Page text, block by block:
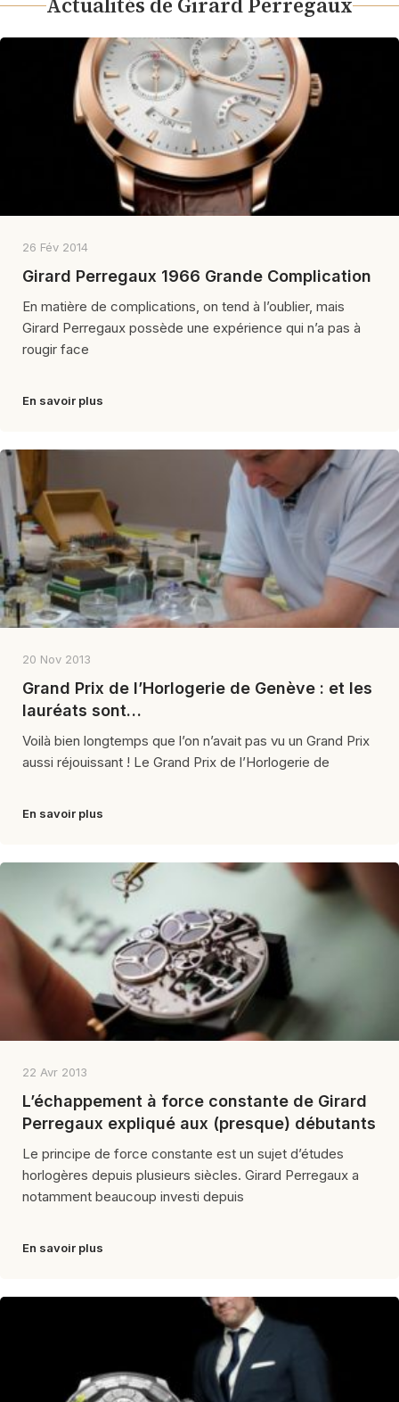
Actualités de Girard Perregaux
26 Fév 2014
Girard Perregaux 1966 Grande Complication
En matière de complications, on tend à l’oublier, mais
Girard Perregaux possède une expérience qui n’a pas à
rougir face
En savoir plus
20 Nov 2013
Grand Prix de l’Horlogerie de Genève : et les
lauréats sont…
Voilà bien longtemps que l’on n’avait pas vu un Grand Prix
aussi réjouissant ! Le Grand Prix de l’Horlogerie de
En savoir plus
22 Avr 2013
L’échappement à force constante de Girard
Perregaux expliqué aux (presque) débutants
Le principe de force constante est un sujet d’études
horlogères depuis plusieurs siècles. Girard Perregaux a
notamment beaucoup investi depuis
En savoir plus